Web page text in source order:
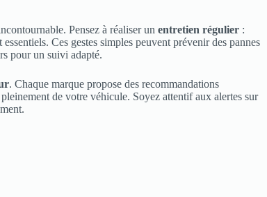
Pensez à réaliser un entretien régulier :
Ces gestes simples peuvent prévenir des pannes
pour un suivi adapté.
. Chaque marque propose des recommandations
de votre véhicule. Soyez attentif aux alertes sur